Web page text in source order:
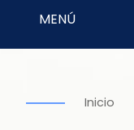
MENÚ
Inicio